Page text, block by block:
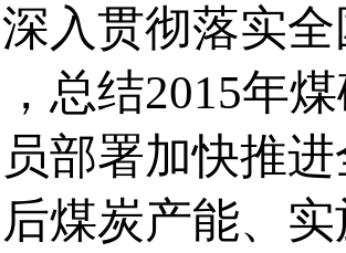
入贯彻落实
总结2015年
部署加快推
煤炭产能、